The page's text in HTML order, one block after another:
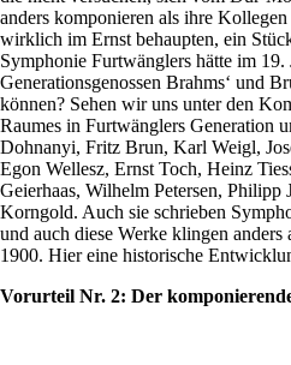
anders komponieren als ihre
wirklich im Ernst behaupten, ein
Symphonie Furtwänglers hätte im
Generationsgenossen Brahms‘ und
können? Sehen wir uns unter den
Raumes in Furtwänglers Generation
Dohnanyi, Fritz Brun, Karl Weigl,
Egon Wellesz, Ernst Toch, Heinz
Geierhaas, Wilhelm Petersen, Philipp
Korngold. Auch sie schrieben
und auch diese Werke klingen
1900. Hier eine historische
Vorurteil Nr. 2: Der